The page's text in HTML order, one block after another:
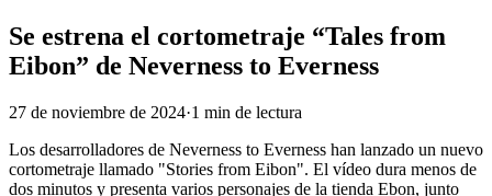
Se estrena el cortometraje “Tales from
Eibon” de Neverness to Everness
27 de noviembre de 2024·1 min de lectura
Los desarrolladores de Neverness to Everness han lanzado un nuevo
cortometraje llamado "Stories from Eibon". El vídeo dura menos de
dos minutos y presenta varios personajes de la tienda Ebon, junto